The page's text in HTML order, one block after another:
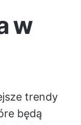
w
trendy
będą